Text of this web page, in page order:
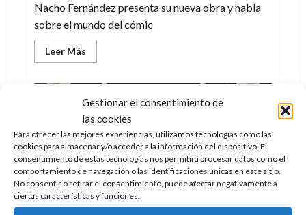
Gestionar el consentimiento de
las cookies
Para ofrecer las mejores experiencias, utilizamos tecnologías como las
cookies para almacenar y/o acceder a la información del dispositivo. El
consentimiento de estas tecnologías nos permitirá procesar datos como el
comportamiento de navegación o las identificaciones únicas en este sitio.
No consentir o retirar el consentimiento, puede afectar negativamente a
ciertas características y funciones.
Nacho Fernández presenta su nueva obra y habla
sobre el mundo del cómic
Leer Más
más
llamar
la
atención
del
lector
sobre
cuestiones
morales»
–
Nacho
Fernández
habla
Cómic Crítica